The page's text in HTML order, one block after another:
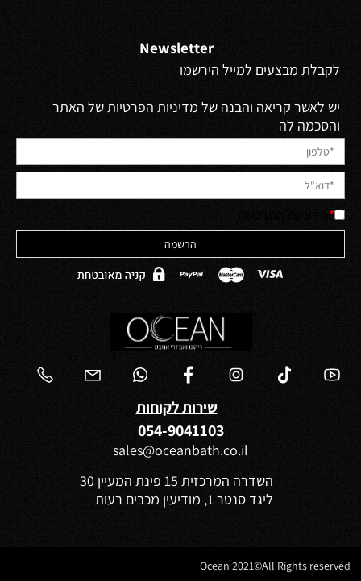
Newsletter
לקבלת מבצעים למייל הירשמו
יש לאשר קריאה והבנה של מדיניות הפרטיות של האתר
והסכמה לה
*
שירות לקוחות
054-9041103
sales@oceanbath.co.il
השדרה המרכזית 15 פינת המעיין 30
ליגד סנטר 1, מודיעין מכבים רעות